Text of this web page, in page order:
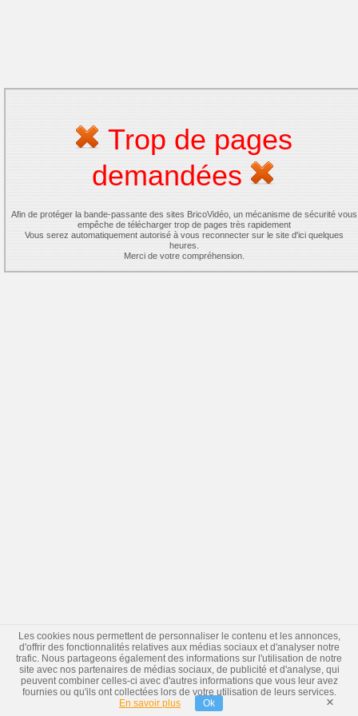
Trop de pages
demandées
Afin de protéger la bande-passante des sites BricoVidéo, un mécanisme de sécurité vous
empêche de télécharger trop de pages très rapidement
Vous serez automatiquement autorisé à vous reconnecter sur le site d'ici quelques
heures.
Merci de votre compréhension.
Les cookies nous permettent de personnaliser le contenu et les annonces,
d'offrir des fonctionnalités relatives aux médias sociaux et d'analyser notre
trafic. Nous partageons également des informations sur l'utilisation de notre
site avec nos partenaires de médias sociaux, de publicité et d'analyse, qui
peuvent combiner celles-ci avec d'autres informations que vous leur avez
fournies ou qu'ils ont collectées lors de votre utilisation de leurs services.
En savoir plus
Ok ×